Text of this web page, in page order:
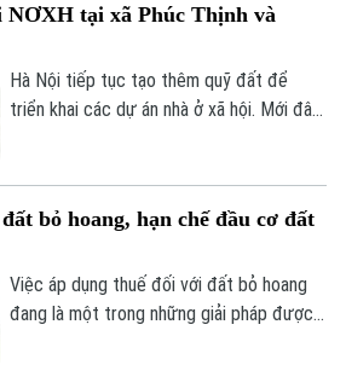
hoạt, hiệu quả trong công tác giải phóng
nhanh tiến độ các dự án mà còn tạo được
niềm tin trong nhân dân.
tại xã Phúc Thịnh và
Hà Nội tiếp tục tạo thêm quỹ đất để
triển khai các dự án nhà ở xã hội. Mới đây,
Tiên Dương 1. Cùng với đó, gần 1,2ha đất
triển khai dự án nhà ở xã hội HH5 Long
Biên.
bỏ hoang, hạn chế đầu cơ đất
Việc áp dụng thuế đối với đất bỏ hoang
đang là một trong những giải pháp được